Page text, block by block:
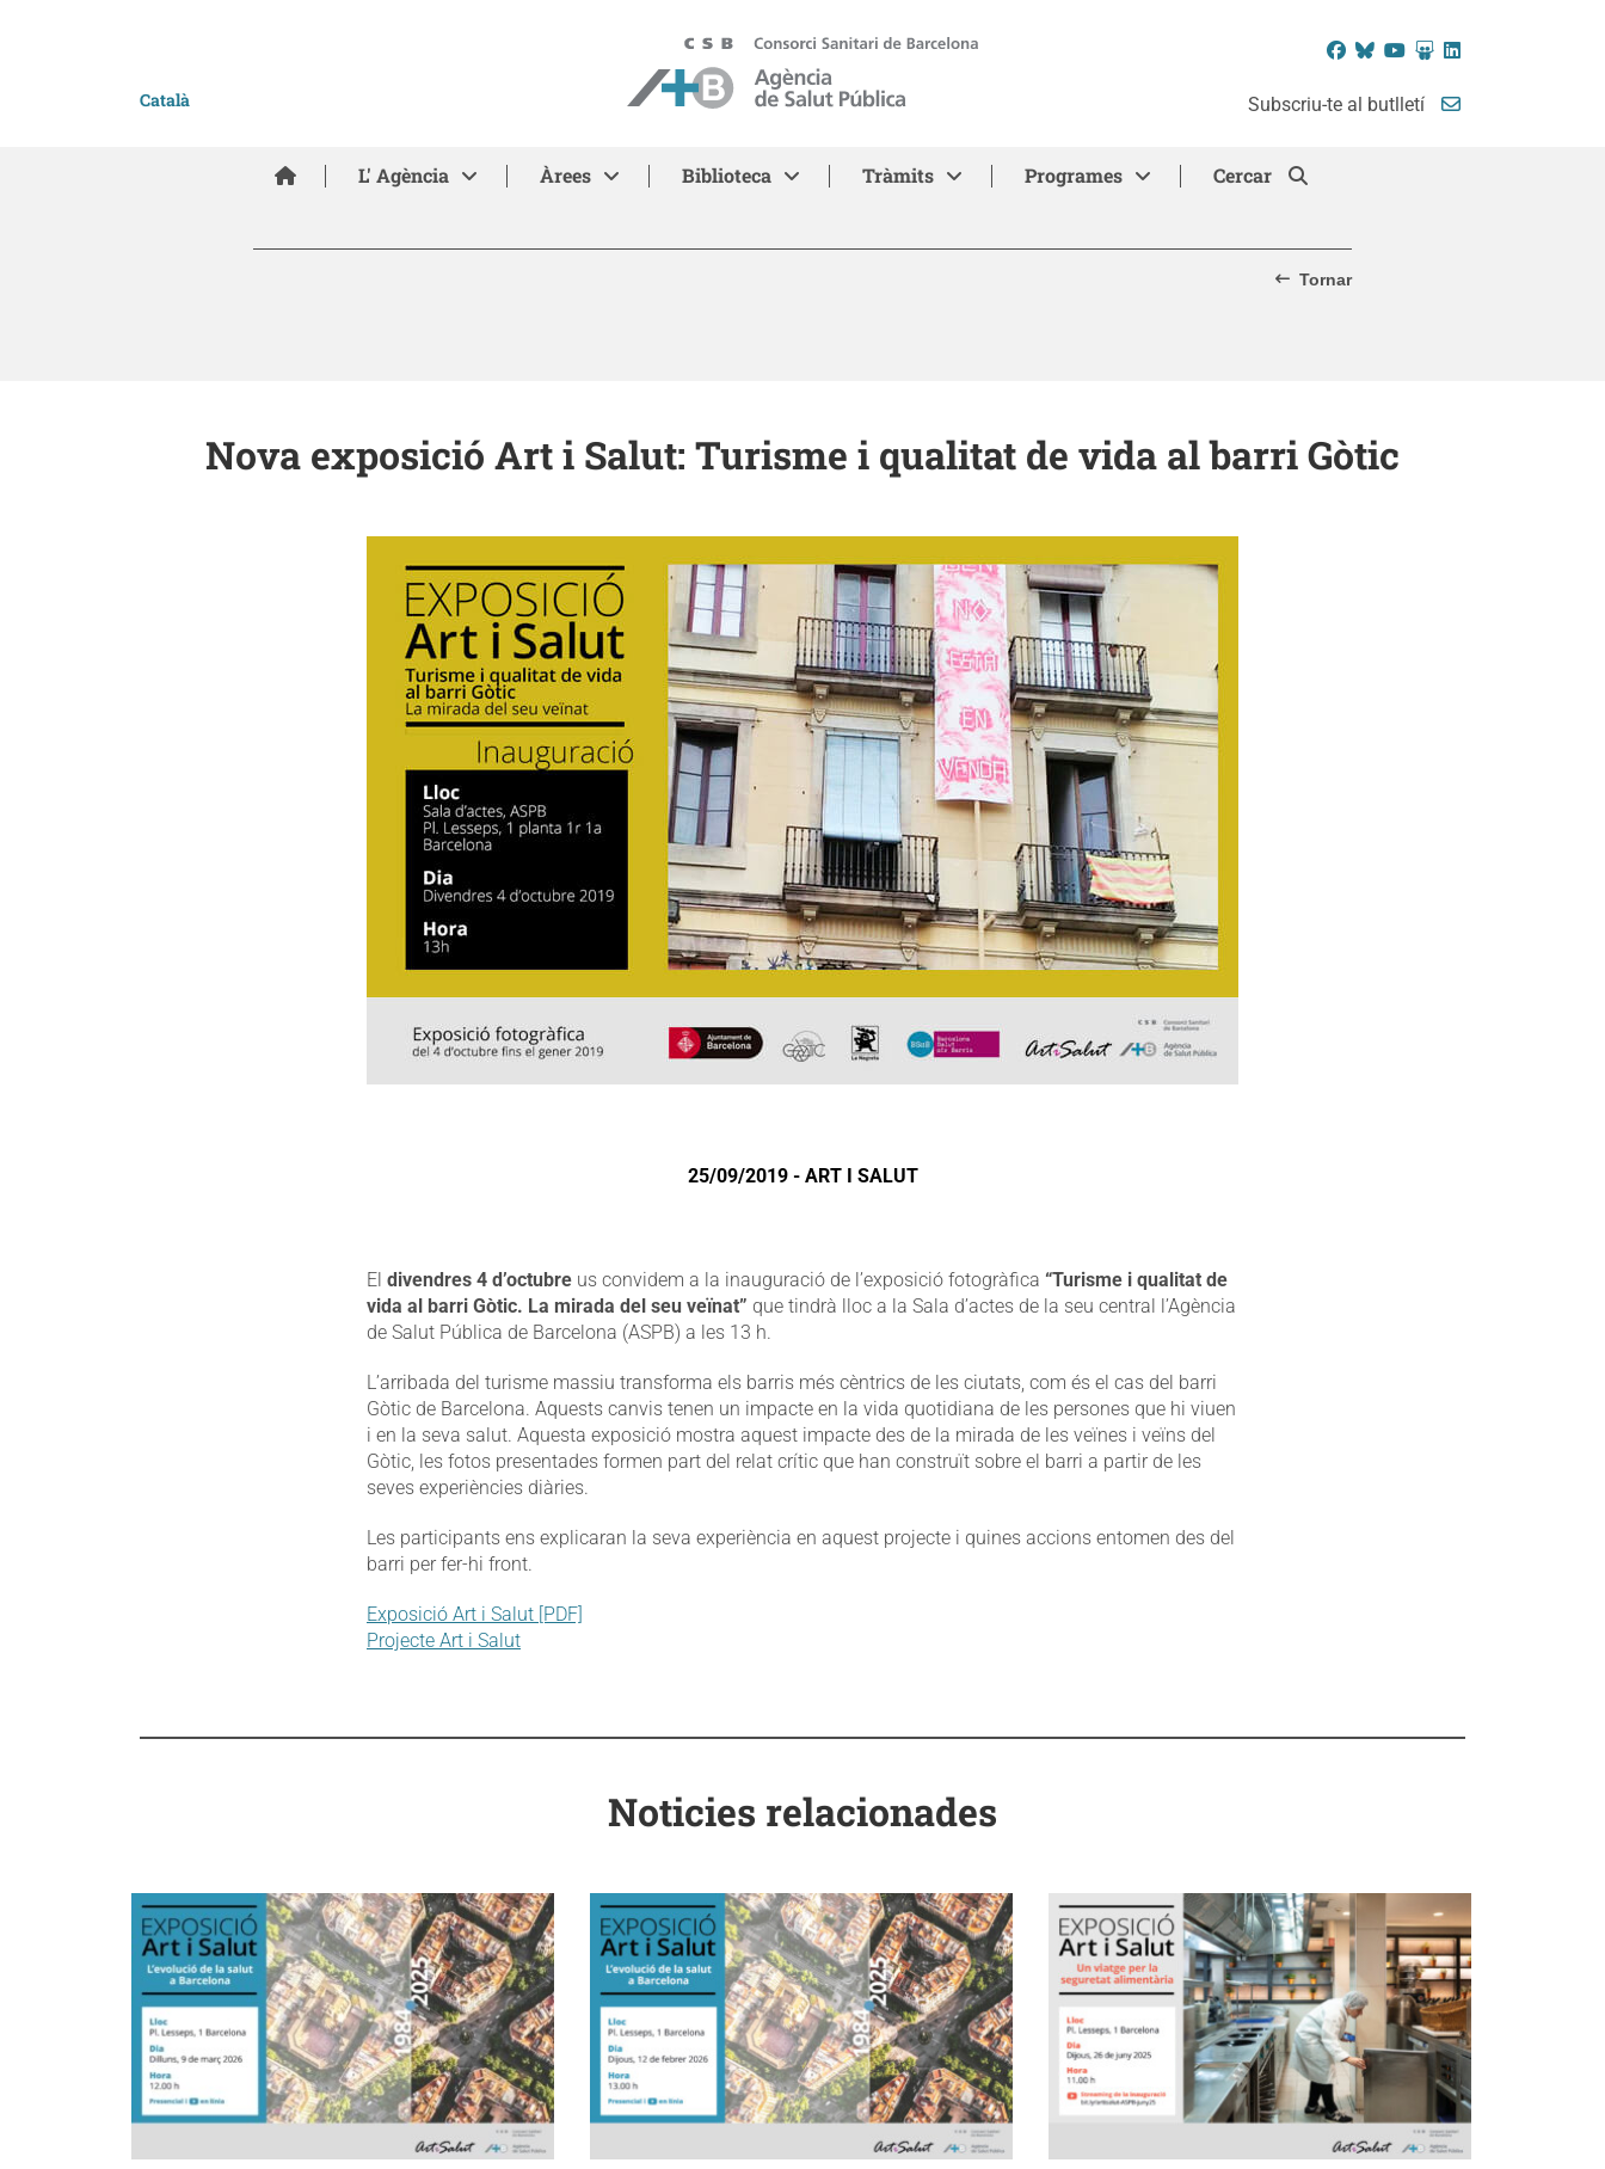
Català
ASPB - Agència de Salut Pública de Barcelona Facebook
BlueskyYouTube
SlideShare
LinkedIn
Subscriu-te al butlletí
Inici L' Agència Àrees Biblioteca Tràmits Programes Cercar
Tornar
Nova exposició Art i Salut: Turisme i qualitat de vida al barri Gòtic
25/09/2019 - ART I SALUT
El divendres 4 d’octubre us convidem a la inauguració de l’exposició fotogràfica “Turisme i qualitat de
vida al barri Gòtic. La mirada del seu veïnat” que tindrà lloc a la Sala d’actes de la seu central l’Agència
de Salut Pública de Barcelona (ASPB) a les 13 h.
L’arribada del turisme massiu transforma els barris més cèntrics de les ciutats, com és el cas del barri
Gòtic de Barcelona. Aquests canvis tenen un impacte en la vida quotidiana de les persones que hi viuen
i en la seva salut. Aquesta exposició mostra aquest impacte des de la mirada de les veïnes i veïns del
Gòtic, les fotos presentades formen part del relat crític que han construït sobre el barri a partir de les
seves experiències diàries.
Les participants ens explicaran la seva experiència en aquest projecte i quines accions entomen des del
barri per fer-hi front.
Exposició Art i Salut [PDF]
Projecte Art i Salut
Noticies relacionades